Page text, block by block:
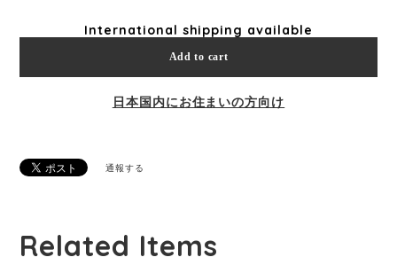
International shipping available
Add to cart
日本国内にお住まいの方向け
通報する
Related Items